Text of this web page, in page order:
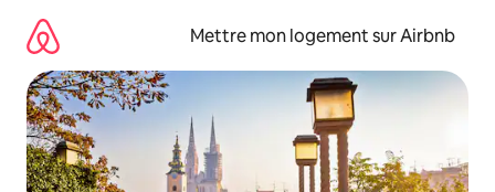
directement
contenu
Mettre mon logement sur Airbnb